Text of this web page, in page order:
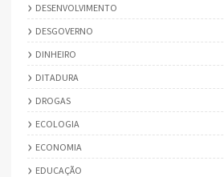
DESENVOLVIMENTO
DESGOVERNO
DINHEIRO
DITADURA
DROGAS
ECOLOGIA
ECONOMIA
EDUCAÇÃO